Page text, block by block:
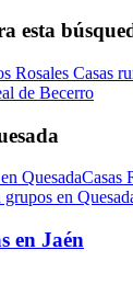
esta
Rosales Casas
de Becerro
QuesadaCasas
grupos en
en Jaén